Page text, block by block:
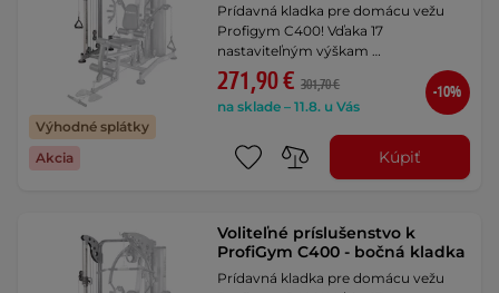
Výhodné splátky
Akcia
Prídavná kladka pre domácu vežu
Profigym C400! Vďaka 17
nastaviteľným výškam …
271,90 € 301,70 €
na sklade – 11.8. u Vás
-10%
Kúpiť
Voliteľné príslušenstvo k
ProfiGym C400 - bočná kladka
Prídavná kladka pre domácu vežu